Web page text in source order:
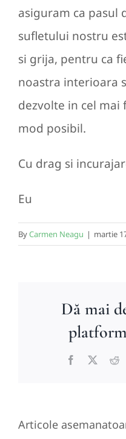
asiguram ca pasul
sufletului nostru
si grija, pentru ca
noastra interioara
dezvolte in cel
mod posibil.
Cu drag si
Eu
ByCarmen Neagu | martie
Dă mai
Facebook
Articole